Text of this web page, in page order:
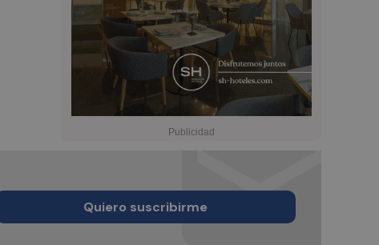
Quiero suscribirme